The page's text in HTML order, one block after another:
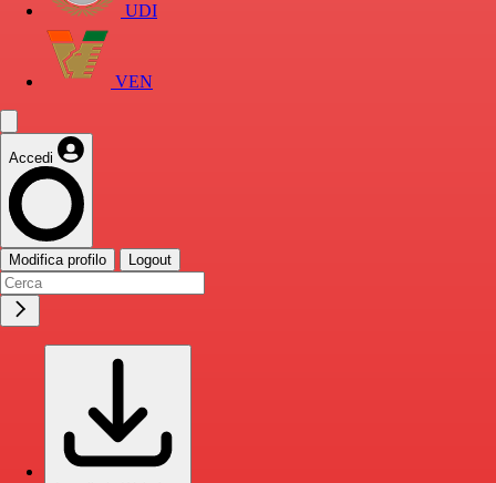
UDI
VEN
Accedi
Modifica profilo Logout